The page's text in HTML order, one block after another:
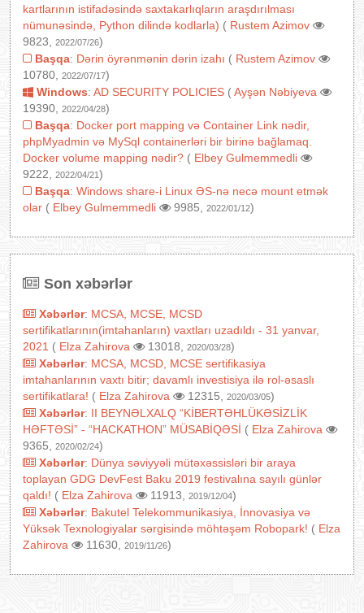
kartlarının istifadəsində saxtakarlıqların araşdırılması
nümunəsində, Python dilində kodlarla) ( Rustem Azimov
9823,
2022/07/26)
Başqa: Dərin öyrənmənin dərin izahı ( Rustem Azimov
10780,
2022/07/17)
Windows: AD SECURITY POLICIES (Ayşən Nəbiyeva
19390,
2022/04/28)
Başqa: Docker port mapping və Container Link nədir,
phpMyadmin və MySql containerləri bir birinə bağlamaq.
Docker volume mapping nədir? ( Elbey Gulmemmedli
9222,
2022/04/21)
Başqa: Windows share-i Linux ƏS-nə necə mount etmək
olar ( Elbey Gulmemmedli 9985, 2022/01/12)
Son xəbərlər
Xəbərlər: MCSA, MCSE, MCSD
sertifikatlarının(imtahanların) vaxtları uzadıldı - 31 yanvar,
2021 ( Elza Zahirova 13018, 2020/03/28)
Xəbərlər: MCSA, MCSD, MCSE sertifikasiya
imtahanlarının vaxtı bitir; davamlı investisiya ilə rol-əsaslı
sertifikatlara! ( Elza Zahirova 12315, 2020/03/05)
Xəbərlər: II BEYNƏLXALQ “KİBERTƏHLÜKƏSİZLİK
HƏFTƏSİ” - “HACKATHON” MÜSABİQƏSİ ( Elza Zahirova
9365,
2020/02/24)
Xəbərlər: Dünya səviyyəli mütəxəssisləri bir araya
toplayan GDG DevFest Baku 2019 festivalına sayılı günlər
qaldı! ( Elza Zahirova 11913, 2019/12/04)
Xəbərlər: Bakutel Telekommunikasiya, İnnovasiya və
Yüksək Texnologiyalar sərgisində möhtəşəm Robopark! ( Elza
Zahirova
11630, 2019/11/26)